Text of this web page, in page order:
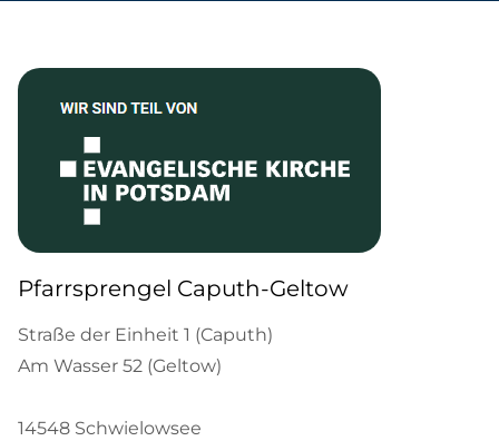
Pfarrsprengel Caputh-Geltow
Straße der Einheit 1 (Caputh)
Am Wasser 52 (Geltow)
14548 Schwielowsee